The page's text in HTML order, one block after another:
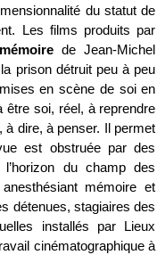
du statut de
Les films produits par
de Jean-Michel
prison détruit peu à peu
en scène de soi en
être soi, réel, à reprendre
dire, à penser. Il permet
est obstruée par des
du champ des
mémoire et
détenues, stagiaires des
installés par Lieux
cinématographique à